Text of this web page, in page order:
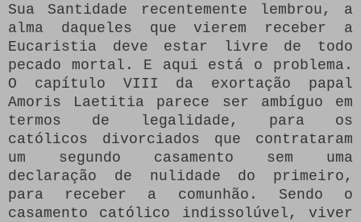
Sua Santidade recentemente lembrou, a
alma daqueles que vierem receber a
Eucaristia deve estar livre de todo
pecado mortal.
E aqui está o problema.
O capítulo VIII da exortação papal
Amoris Laetitia parece ser ambíguo em
termos de legalidade, para os
católicos divorciados que contrataram
um segundo casamento sem uma
declaração de nulidade do primeiro,
para receber a comunhão.
Sendo o
casamento católico indissolúvel, viver